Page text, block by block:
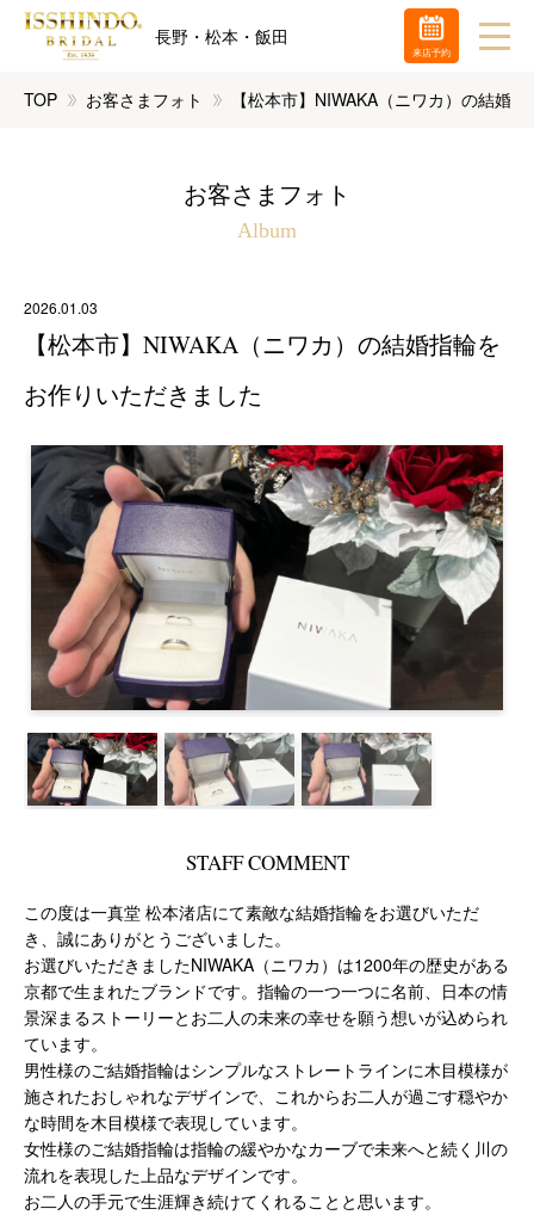
長野・松本・飯田
TOP お客さまフォト 【松本市】NIWAKA（ニワカ）の結婚
お客さまフォト
Album
2026.01.03
【松本市】NIWAKA（ニワカ）の結婚指輪を
お作りいただきました
STAFF COMMENT
この度は一真堂 松本渚店にて素敵な結婚指輪をお選びいただ
き、誠にありがとうございました。
お選びいただきましたNIWAKA（ニワカ）は1200年の歴史がある
京都で生まれたブランドです。指輪の一つ一つに名前、日本の情
景深まるストーリーとお二人の未来の幸せを願う想いが込められ
ています。
男性様のご結婚指輪はシンプルなストレートラインに木目模様が
施されたおしゃれなデザインで、これからお二人が過ごす穏やか
な時間を木目模様で表現しています。
女性様のご結婚指輪は指輪の緩やかなカーブで未来へと続く川の
流れを表現した上品なデザインです。
お二人の手元で生涯輝き続けてくれることと思います。
来店予約